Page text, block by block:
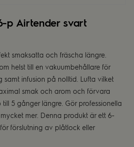
p Airtender svart
smaksatta och fräscha längre.
helst till en vakuumbehållare för
samt infusion på nolltid. Lufta vilket
smak och arom och förvara
5 gånger längre. Gör professionella
mer. Denna produkt är ett 6-
förslutning av plåtlock eller